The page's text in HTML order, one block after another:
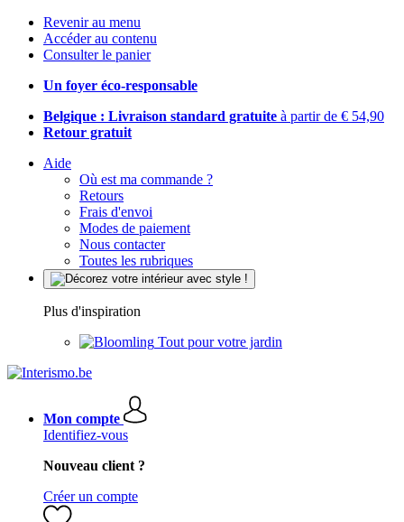
Revenir au menu
Accéder au contenu
Consulter le panier
Un foyer éco-responsable
Belgique : Livraison standard gratuite à partir de € 54,90
Retour gratuit
Aide
Où est ma commande ?
Retours
Frais d'envoi
Modes de paiement
Nous contacter
Toutes les rubriques
Plus d'inspiration
Tout pour votre jardin
Mon compte
Identifiez-vous
Nouveau client ?
Créer un compte